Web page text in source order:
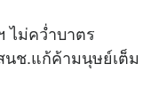
ไม่คว่ำบาตร
ช.แก้ค้ามนุษย์เต็ม